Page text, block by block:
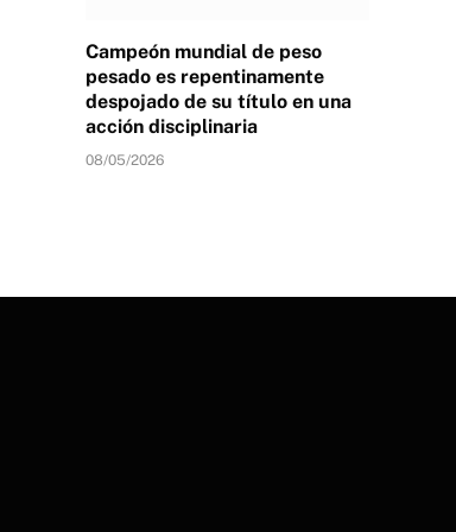
Campeón mundial de peso
pesado es repentinamente
despojado de su título en una
acción disciplinaria
08/05/2026